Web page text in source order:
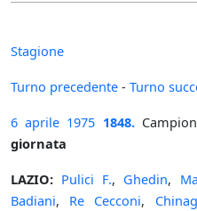
Stagione
Turno precedente - Turno
6 aprile 1975 1848.
giornata
LAZIO: Pulici F., Ghedin,
Badiani, Re Cecconi,